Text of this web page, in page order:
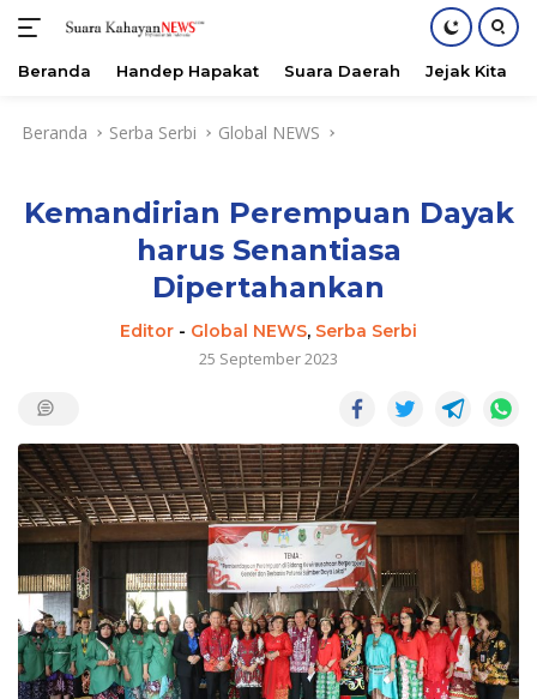
Beranda Handep Hapakat Suara Daerah Jejak Kita
Beranda Serba Serbi Global NEWS
Kemandirian Perempuan Dayak
harus Senantiasa
Dipertahankan
Editor - Global NEWS, Serba Serbi
25 September 2023